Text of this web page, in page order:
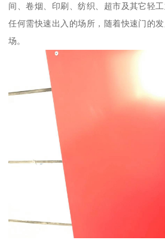
间、卷烟、印刷、纺织、超市及其它轻
任何需快速出入的场所，随着快速门的
场。